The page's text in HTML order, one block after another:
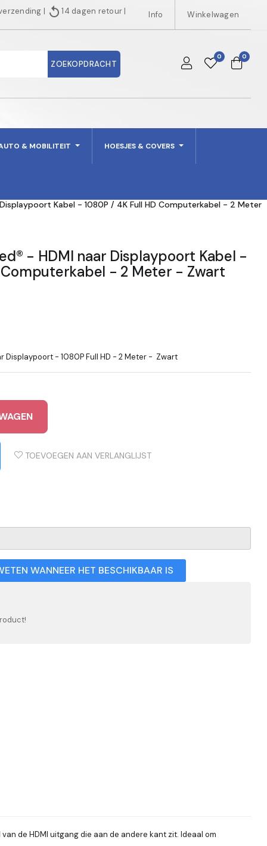
| replay14 dagen retour | Info Winkelwagen
ZOEKOPDRACHT
0 0
& MOBILITEIT HOESJES & COVERS
Kabel - 1080P / 4K Full HD Computerkabel - 2 Meter
- HDMI naar Displaypoort Kabel -
Computerkabel - 2 Meter - Zwart
Displaypoort - 1080P Full HD - 2 Meter - Zwart
TOEVOEGEN AAN VERLANGLIJST
WANNEER HET BESCHIKBAAR IS
de HDMI uitgang die aan de andere kant zit. Ideaal om